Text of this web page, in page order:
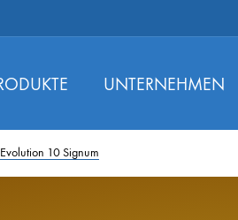
UNTERNEHMEN
Evolution 10 Signum